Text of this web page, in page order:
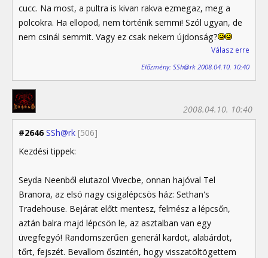
cucc. Na most, a pultra is kivan rakva ezmegaz, meg a
polcokra. Ha ellopod, nem történik semmi! Szól ugyan, de
nem csinál semmit. Vagy ez csak nekem újdonság?
Válasz erre
Előzmény: SSh@rk 2008.04.10. 10:40
#2646 SSh@rk [506]
2008.04.10. 10:40
Kezdési tippek:
Seyda Neenből elutazol Vivecbe, onnan hajóval Tel
Branora, az elsö nagy csigalépcsös ház: Sethan's
Tradehouse. Bejárat előtt mentesz, felmész a lépcsőn,
aztán balra majd lépcsön le, az asztalban van egy
üvegfegyó! Randomszerűen generál kardot, alabárdot,
tőrt, fejszét. Bevallom őszintén, hogy visszatöltögettem